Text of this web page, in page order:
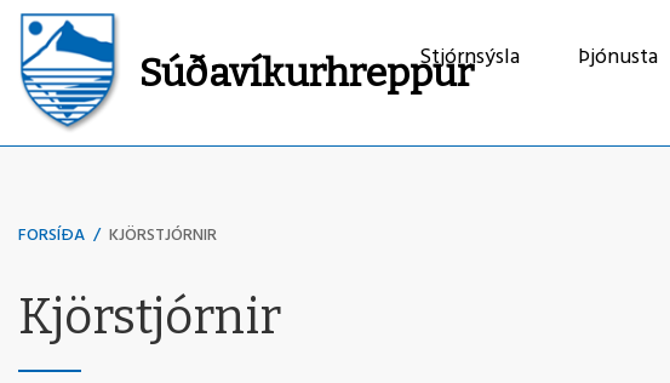
Súðavíkurhreppur
Stjórnsýsla Þjónusta
Leita
FORSÍÐA / KJÖRSTJÓRNIR
Kjörstjórnir